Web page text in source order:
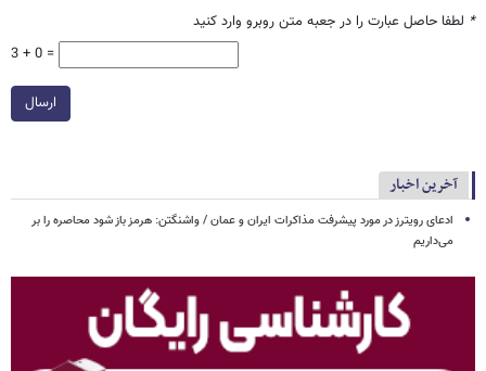
* لطفا حاصل عبارت را در جعبه متن روبرو وارد کنید
3 + 0 =
ارسال
آخرین اخبار
ادعای رویترز در مورد پیشرفت مذاکرات ایران و عمان / واشنگتن: هرمز باز شود محاصره را بر
می‌داریم